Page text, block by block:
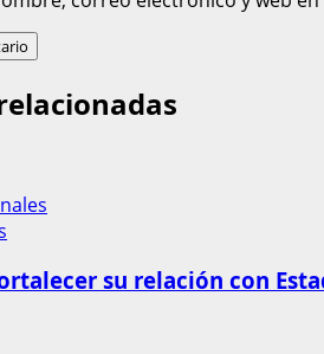
su relación con